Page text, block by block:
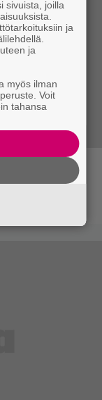
–
sivuista, joilla
ja
ja
myös ilman
Voit
tahansa